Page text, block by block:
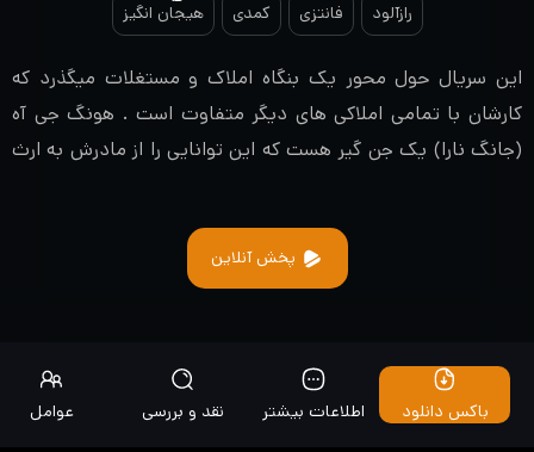
رازآلود فانتزی کمدی هیجان انگیز
این سریال حول محور یک بنگاه املاک و مستغلات میگذرد که
کارشان با تمامی املاکی های دیگر متفاوت است . هونگ جی آه
(جانگ نارا)‌ یک جن گیر هست که این توانایی را از مادرش به ارث
کسب درآمد استفاده میکند. کار اصلی او بیرون راندن روح افراد
مرده از خانه هایشان و پاک کردن ساختمان هایست که به صورت
مکرر در آن ها جن و روح پیدا میشود. از طرفی اوه این بوم (جونگ
استفاده میکند …
پخش آنلاین
باکس دانلود اطلاعات بیشتر نقد و بررسی عوامل